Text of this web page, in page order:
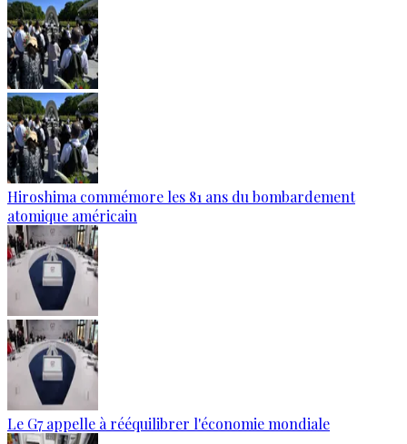
Hiroshima commémore les 81 ans du bombardement
atomique américain
Le G7 appelle à rééquilibrer l'économie mondiale